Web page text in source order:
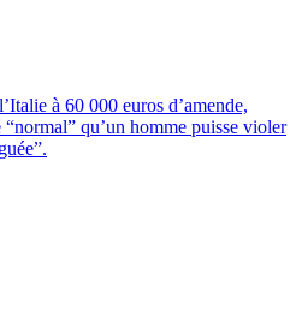
à 60 000 euros d’amende,
qu’un homme puisse violer